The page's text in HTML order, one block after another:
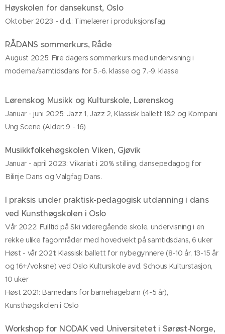
Høyskolen for dansekunst, Oslo
Oktober 2023 - d.d.: Timelærer i produksjonsfag
RÅDANS sommerkurs, Råde
August 2025: Fire dagers sommerkurs med undervisning i
moderne/samtidsdans for 5.-6. klasse og 7.-9. klasse
Lørenskog Musikk og Kulturskole, Lørenskog
Januar - juni 2025: Jazz 1, Jazz 2, Klassisk ballett 1&2 og Kompani
Ung Scene (Alder: 9 - 16)
Musikkfolkehøgskolen Viken, Gjøvik
Januar - april 2023: Vikariat i 20% stilling, dansepedagog for
Bilinje Dans og Valgfag Dans.
I praksis under praktisk-pedagogisk utdanning i dans
ved Kunsthøgskolen i Oslo
Vår 2022: Fulltid på Ski videregående skole, undervisning i en
rekke ulike fagområder med hovedvekt på samtidsdans, 6 uker
Høst - vår 2021: Klassisk ballett for nybegynnere (8-10 år, 13-15 år
og 16+/voksne) ved Oslo Kulturskole avd. Schous Kulturstasjon,
10 uker
Høst 2021: Barnedans for barnehagebarn (4-5 år),
Kunsthøgskolen i Oslo
Workshop for NODAK ved Universitetet i Sørøst-Norge,